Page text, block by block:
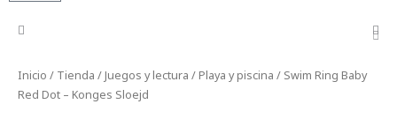
Inicio / Tienda / Juegos y lectura / Playa y piscina / Swim Ring Baby
Red Dot – Konges Sloejd